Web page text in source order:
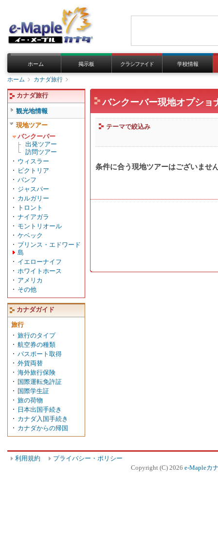
ホーム 掲示板 クラシファイド 学校情報
ホーム カナダ旅行
バンクーバー現地オプショ
テーマで絞込み
条件に合う現地ツアーはございませ
カナダ旅行
観光地情報
現地ツアー
バンクーバー
出発ツアー
訪問ツアー
ウィスラー
ビクトリア
バンフ
ジャスパー
カルガリー
トロント
ナイアガラ
モントリオール
ケベック
プリンス・エドワード
島
イエローナイフ
ホワイトホース
アメリカ
その他
カナダガイド
旅行
旅行のタイプ
航空券の種類
パスポート取得
外貨両替
海外旅行保険
国際運転免許証
国際学生証
旅の荷物
日本出国手続き
カナダ入国手続き
カナダからの帰国
利用規約
プライバシー・ポリシー
Copyright (C) 2026 e-Mapleカ